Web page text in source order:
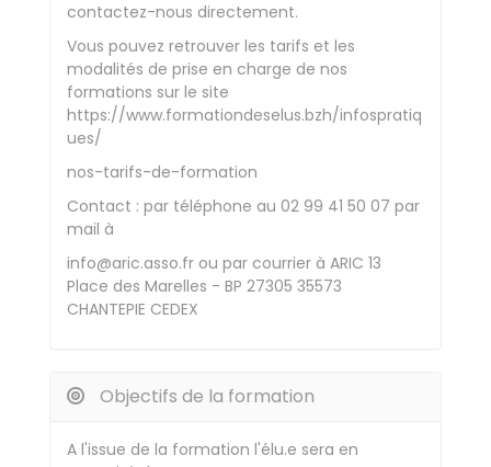
contactez-nous directement.
Vous pouvez retrouver les tarifs et les
modalités de prise en charge de nos
formations sur le site
https://www.formationdeselus.bzh/infospratiq
ues/
nos-tarifs-de-formation
Contact : par téléphone au 02 99 41 50 07 par
mail à
info@aric.asso.fr ou par courrier à ARIC 13
Place des Marelles - BP 27305 35573
CHANTEPIE CEDEX
Objectifs de la formation
A l'issue de la formation l'élu.e sera en